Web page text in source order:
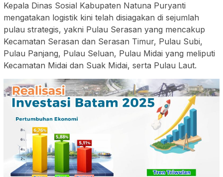
Kepala Dinas Sosial Kabupaten Natuna Puryanti
mengatakan logistik kini telah disiagakan di sejumlah
pulau strategis, yakni Pulau Serasan yang mencakup
Kecamatan Serasan dan Serasan Timur, Pulau Subi,
Pulau Panjang, Pulau Seluan, Pulau Midai yang meliputi
Kecamatan Midai dan Suak Midai, serta Pulau Laut.